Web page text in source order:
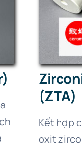
(ZTA)
Kết hợp
oxit